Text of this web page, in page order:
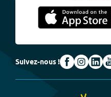
Suivez-nous !